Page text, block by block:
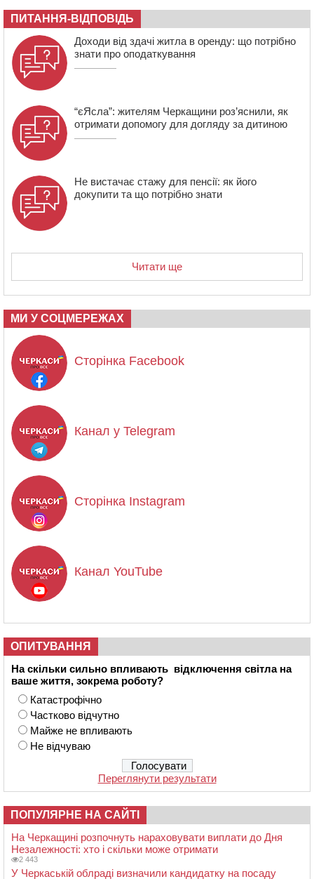
670 тис грн штрафу за незаконні зміни до договору
08:20 Обрано претендента на посаду директора
Мокрокалигірського психоневрологічного інтернату
ПИТАННЯ-ВІДПОВІДЬ
Доходи від здачі житла в оренду: що потрібно
знати про оподаткування
“єЯсла”: жителям Черкащини роз’яснили, як
отримати допомогу для догляду за дитиною
Не вистачає стажу для пенсії: як його
докупити та що потрібно знати
Читати ще
МИ У СОЦМЕРЕЖАХ
Сторінка Facebook
Канал у Telegram
Сторінка Instagram
Канал YouTube
ОПИТУВАННЯ
На скільки сильно впливають відключення світла на
ваше життя, зокрема роботу?
Катастрофічно
Частково відчутно
Майже не впливають
Не відчуваю
Переглянути результати
ПОПУЛЯРНЕ НА САЙТІ
На Черкащині розпочнуть нараховувати виплати до Дня
Незалежності: хто і скільки може отримати
2 443
У Черкаській облраді визначили кандидатку на посаду